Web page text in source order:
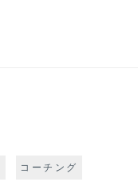
コーチング